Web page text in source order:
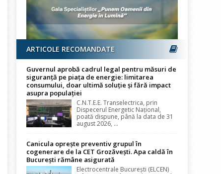
ARTICOLE RECOMANDATE
Guvernul aprobă cadrul legal pentru măsuri de
siguranță pe piața de energie: limitarea
consumului, doar ultimă soluție și fără impact
asupra populației
C.N.T.E.E. Transelectrica, prin
Dispecerul Energetic Național,
poată dispune, până la data de 31
august 2026, ...
Canicula oprește preventiv grupul în
cogenerare de la CET Grozăvești. Apa caldă în
București rămâne asigurată
Electrocentrale București (ELCEN)